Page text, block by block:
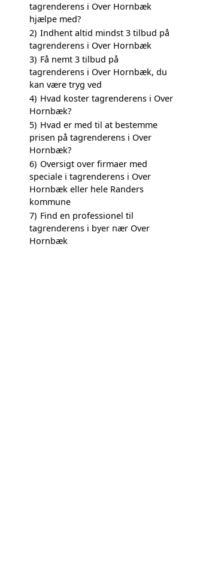
tagrenderens i Over Hornbæk
hjælpe med?
2) Indhent altid mindst 3 tilbud på
tagrenderens i Over Hornbæk
3) Få nemt 3 tilbud på
tagrenderens i Over Hornbæk, du
kan være tryg ved
4) Hvad koster tagrenderens i Over
Hornbæk?
5) Hvad er med til at bestemme
prisen på tagrenderens i Over
Hornbæk?
6) Oversigt over firmaer med
speciale i tagrenderens i Over
Hornbæk eller hele Randers
kommune
7) Find en professionel til
tagrenderens i byer nær Over
Hornbæk